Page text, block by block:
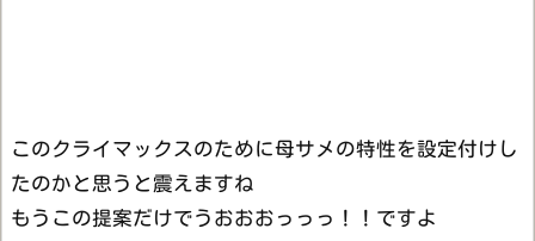
このクライマックスのために母サメの特性を設定付けし
たのかと思うと震えますね
もうこの提案だけでうおおおっっっ！！ですよ